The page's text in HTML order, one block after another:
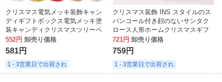
クリスマス電気メッキ装飾キャン
ディギフトボックス電気メッキ塗
装キャンディクリスマスツリーペ
ンダントウィンドウカウンターカ
ラー 5 個
552円 卸売り価格
581円
1 - 3営業日で出荷され
クリスマス装飾 INS スタイルのス
パンコール付き顔のないサンタク
ロース人形ホームクリスマスギフ
ト
721円 卸売り価格
759円
1 - 3営業日で出荷され